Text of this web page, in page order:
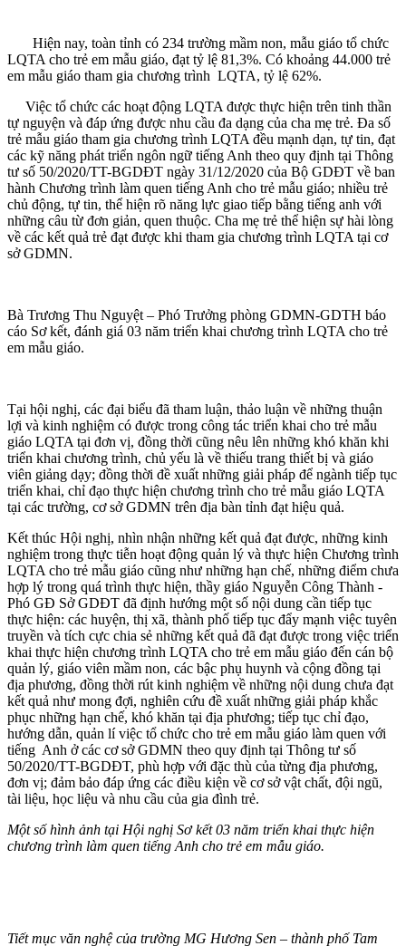
Hiện nay, toàn tỉnh có 234 trường mầm non, mẫu giáo tổ chức
LQTA cho trẻ em mẫu giáo, đạt tỷ lệ 81,3%. Có khoảng 44.000 trẻ
em mẫu giáo tham gia chương trình LQTA, tỷ lệ 62%.
Việc tổ chức các hoạt động LQTA được thực hiện trên tinh thần
tự nguyện và đáp ứng được nhu cầu đa dạng của cha mẹ trẻ. Đa số
trẻ mẫu giáo tham gia chương trình LQTA đều mạnh dạn, tự tin, đạt
các kỹ năng phát triển ngôn ngữ tiếng Anh theo quy định tại Thông
tư số 50/2020/TT-BGDĐT ngày 31/12/2020 của Bộ GDĐT về ban
hành Chương trình làm quen tiếng Anh cho trẻ mẫu giáo; nhiều trẻ
chủ động, tự tin, thể hiện rõ năng lực giao tiếp bằng tiếng anh với
những câu từ đơn giản, quen thuộc. Cha mẹ trẻ thể hiện sự hài lòng
về các kết quả trẻ đạt được khi tham gia chương trình LQTA tại cơ
sở GDMN.
Bà Trương Thu Nguyệt – Phó Trưởng phòng GDMN-GDTH báo
cáo Sơ kết, đánh giá 03 năm triển khai chương trình LQTA cho trẻ
em mẫu giáo.
Tại hội nghị, các đại biểu đã tham luận, thảo luận về những thuận
lợi và kinh nghiệm có được trong công tác triển khai cho trẻ mẫu
giáo LQTA tại đơn vị, đồng thời cũng nêu lên những khó khăn khi
triển khai chương trình, chủ yếu là về thiếu trang thiết bị và giáo
viên giảng dạy; đồng thời đề xuất những giải pháp để ngành tiếp tục
triển khai, chỉ đạo thực hiện chương trình cho trẻ mẫu giáo LQTA
tại các trường, cơ sở GDMN trên địa bàn tỉnh đạt hiệu quả.
Kết thúc Hội nghị, nhìn nhận những kết quả đạt được, những kinh
nghiệm trong thực tiễn hoạt động quản lý và thực hiện Chương trình
LQTA cho trẻ mẫu giáo cũng như những hạn chế, những điểm chưa
hợp lý trong quá trình thực hiện, thầy giáo Nguyễn Công Thành -
Phó GĐ Sở GDĐT đã định hướng một số nội dung cần tiếp tục
thực hiện: các huyện, thị xã, thành phố tiếp tục đẩy mạnh việc tuyên
truyền và tích cực chia sẻ những kết quả đã đạt được trong việc triển
khai thực hiện chương trình LQTA cho trẻ em mẫu giáo đến cán bộ
quản lý, giáo viên mầm non, các bậc phụ huynh và cộng đồng tại
địa phương, đồng thời rút kinh nghiệm về những nội dung chưa đạt
kết quả như mong đợi, nghiên cứu đề xuất những giải pháp khắc
phục những hạn chế, khó khăn tại địa phương; tiếp tục chỉ đạo,
hướng dẫn, quản lí việc tổ chức cho trẻ em mẫu giáo làm quen với
tiếng Anh ở các cơ sở GDMN theo quy định tại Thông tư số
50/2020/TT-BGDĐT, phù hợp với đặc thù của từng địa phương,
đơn vị; đảm bảo đáp ứng các điều kiện về cơ sở vật chất, đội ngũ,
tài liệu, học liệu và nhu cầu của gia đình trẻ.
Một số hình ảnh tại Hội nghị Sơ kết 03 năm triển khai thực hiện
chương trình làm quen tiếng Anh cho trẻ em mẫu giáo.
Tiết mục văn nghệ của trường MG Hương Sen – thành phố Tam